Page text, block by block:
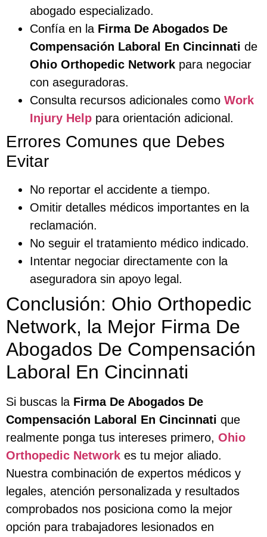
abogado especializado.
Confía en la Firma De Abogados De
Compensación Laboral En Cincinnati de
Ohio Orthopedic Network para negociar
con aseguradoras.
Consulta recursos adicionales como Work
Injury Help para orientación adicional.
Errores Comunes que Debes
Evitar
No reportar el accidente a tiempo.
Omitir detalles médicos importantes en la
reclamación.
No seguir el tratamiento médico indicado.
Intentar negociar directamente con la
aseguradora sin apoyo legal.
Conclusión: Ohio Orthopedic
Network, la Mejor Firma De
Abogados De Compensación
Laboral En Cincinnati
Si buscas la Firma De Abogados De
Compensación Laboral En Cincinnati que
realmente ponga tus intereses primero, Ohio
Orthopedic Network es tu mejor aliado.
Nuestra combinación de expertos médicos y
legales, atención personalizada y resultados
comprobados nos posiciona como la mejor
opción para trabajadores lesionados en